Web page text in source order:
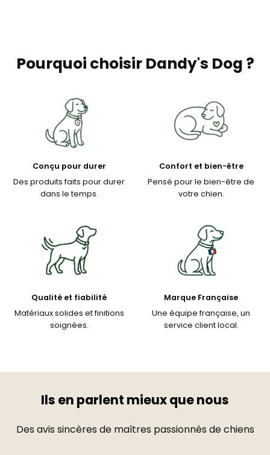
Pourquoi choisir Dandy's Dog ?
Conçu pour durer
Des produits faits pour durer
dans le temps.
Confort et bien-être
Pensé pour le bien-être de
votre chien.
Qualité et fiabilité
Matériaux solides et finitions
soignées.
Marque Française
Une équipe française, un
service client local.
Ils en parlent mieux que nous
Des avis sincères de maîtres passionnés de chiens